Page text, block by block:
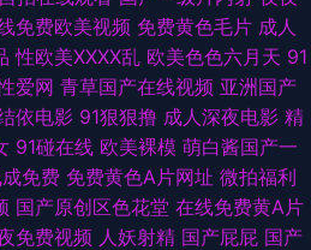
91国内在线观看 伦理片免费在线观看 91巨
视频 九一传媒 自拍探花第一页 国产一二三
色欲 91亲99 老司机福利欧美 99视频国内
妇综合 日本a区 福利姬av 91变态 黄视网站
免费欧美视频 免费黄色毛片 成人
性欧美ⅩⅩⅩⅩ乱 欧美色色六月天 91
爱网 青草国产在线视频 亚洲国产
依电影 91狠狠撸 成人深夜电影 精
91碰在线 欧美裸模 萌白酱国产一
免费 免费黄色A片网址 微拍福利
国产原创区色花堂 在线免费黄A片
免费视频 人妖射精 国产屁屁 国产